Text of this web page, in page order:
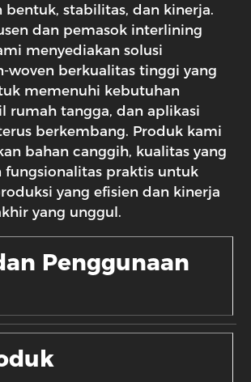
bentuk, stabilitas, dan kinerja.
dan pemasok interlining
menyediakan solusi
woven berkualitas tinggi yang
memenuhi kebutuhan
rumah tangga, dan aplikasi
berkembang. Produk kami
bahan canggih, kualitas yang
fungsionalitas praktis untuk
yang efisien dan kinerja
yang unggul.
Penggunaan